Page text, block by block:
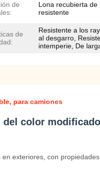
de
Lona recubierta de
resistente
de
Resistente a los
al desgarro,
intemperie, De
para camiones
color
exteriores, con